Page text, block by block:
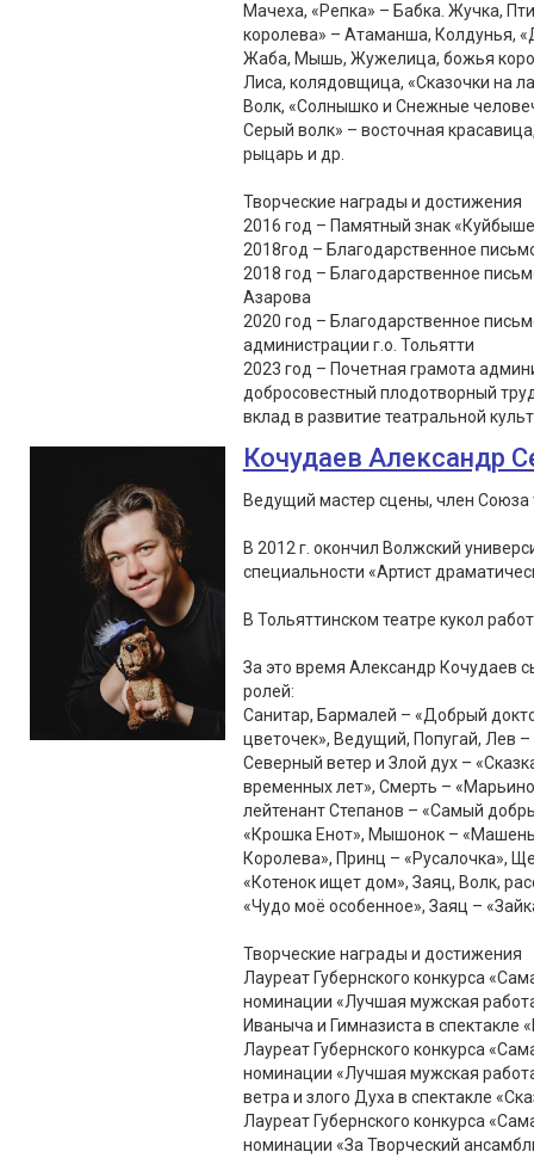
Мачеха, «Репка» – Бабка. Жучка,
королева» – Атаманша, Колдунья,
Жаба, Мышь, Жужелица, божья
Лиса, колядовщица, «Сказочки на
Волк, «Солнышко и Снежные
Серый волк» – восточная
рыцарь и др.
Творческие награды и достижения
2016 год – Памятный знак
2018год – Благодарственное
2018 год – Благодарственное
Азарова
2020 год – Благодарственное
администрации г.о. Тольятти
2023 год – Почетная грамота
добросовестный плодотворный
вклад в развитие театральной
Кочудаев Александр
Ведущий мастер сцены, член Союза
В 2012 г. окончил Волжский
специальности «Артист
В Тольяттинском театре кукол
За это время Александр Кочудаев
ролей:
Санитар, Бармалей – «Добрый
цветочек», Ведущий, Попугай, Лев
Северный ветер и Злой дух –
временных лет», Смерть –
лейтенант Степанов – «Самый
«Крошка Енот», Мышонок –
Королева», Принц – «Русалочка»,
«Котенок ищет дом», Заяц, Волк,
«Чудо моё особенное», Заяц –
Творческие награды и достижения
Лауреат Губернского конкурса
номинации «Лучшая мужская
Иваныча и Гимназиста в спектакле
Лауреат Губернского конкурса
номинации «Лучшая мужская
ветра и злого Духа в спектакле
Лауреат Губернского конкурса
номинации «За Творческий